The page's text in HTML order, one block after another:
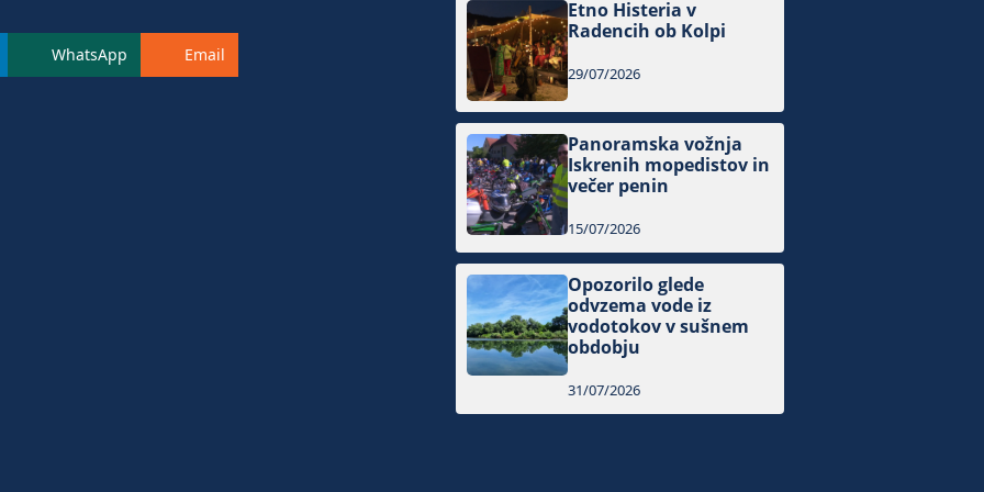
WhatsApp Email
Etno Histeria v
Radencih ob Kolpi
29/07/2026
Panoramska vožnja
Iskrenih mopedistov in
večer penin
15/07/2026
Opozorilo glede
odvzema vode iz
vodotokov v sušnem
obdobju
31/07/2026